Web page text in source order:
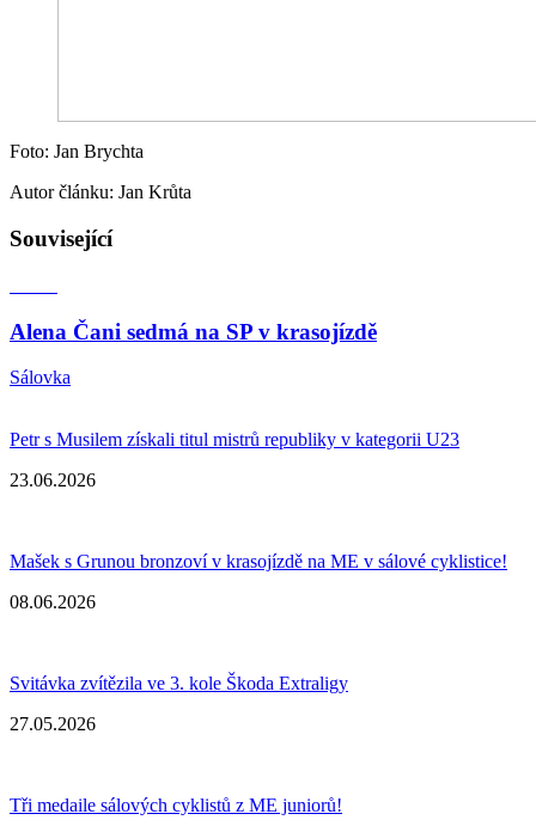
Foto: Jan Brychta
Autor článku: Jan Krůta
Související
Alena Čani sedmá na SP v krasojízdě
Sálovka
Petr s Musilem získali titul mistrů republiky v kategorii U23
23.06.2026
Mašek s Grunou bronzoví v krasojízdě na ME v sálové cyklistice!
08.06.2026
Svitávka zvítězila ve 3. kole Škoda Extraligy
27.05.2026
Tři medaile sálových cyklistů z ME juniorů!